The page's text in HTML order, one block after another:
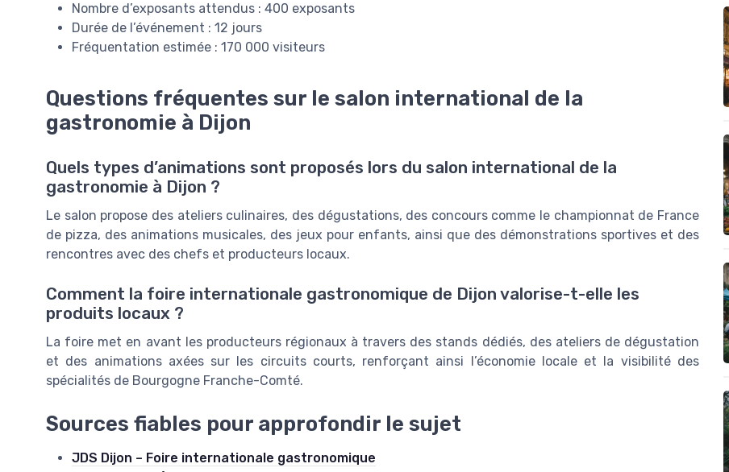
Nombre d’exposants attendus : 400 exposants
Durée de l’événement : 12 jours
Fréquentation estimée : 170 000 visiteurs
Questions fréquentes sur le salon international de la
gastronomie à Dijon
Quels types d’animations sont proposés lors du salon international de la
gastronomie à Dijon ?
Le salon propose des ateliers culinaires, des dégustations, des concours comme le championnat de France
de pizza, des animations musicales, des jeux pour enfants, ainsi que des démonstrations sportives et des
rencontres avec des chefs et producteurs locaux.
Comment la foire internationale gastronomique de Dijon valorise-t-elle les
produits locaux ?
La foire met en avant les producteurs régionaux à travers des stands dédiés, des ateliers de dégustation
et des animations axées sur les circuits courts, renforçant ainsi l’économie locale et la visibilité des
spécialités de Bourgogne Franche-Comté.
Sources fiables pour approfondir le sujet
JDS Dijon – Foire internationale gastronomique